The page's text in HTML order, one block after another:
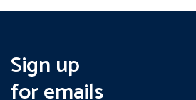
Sign up
for emails